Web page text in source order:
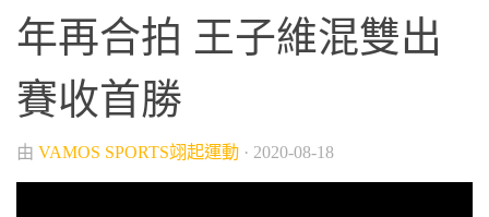
年再合拍 王子維混雙出
賽收首勝
由 VAMOS SPORTS翊起運動 · 2020-08-18